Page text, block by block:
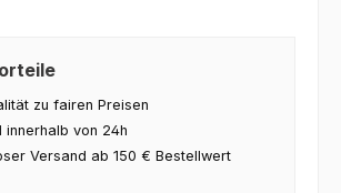
zu fairen Preisen
innerhalb von 24h
Versand ab 150 € Bestellwert